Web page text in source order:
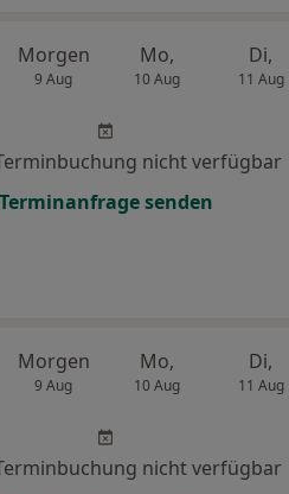
Morgen
9 Aug
Mo,
10 Aug
Di,
11 Aug
nicht verfügbar
Terminanfrage senden
Morgen
9 Aug
Mo,
10 Aug
Di,
11 Aug
nicht verfügbar